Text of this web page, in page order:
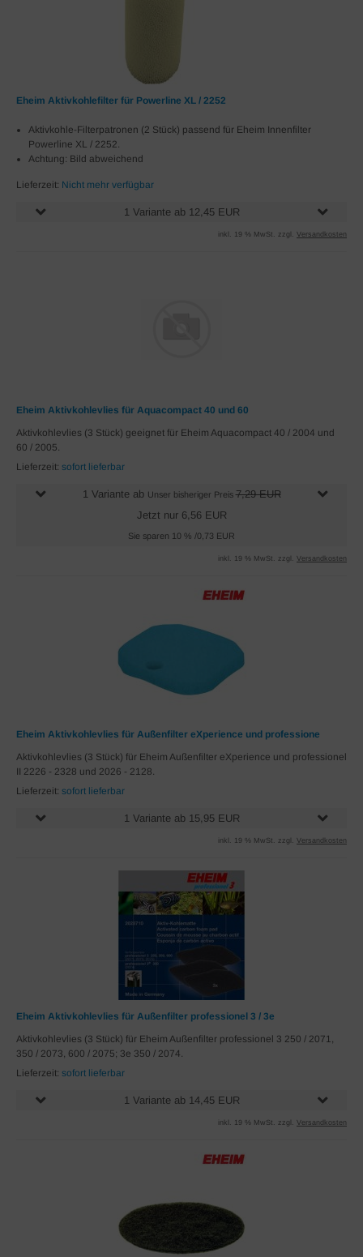
Eheim Aktivkohlefilter für Powerline XL / 2252
Aktivkohle-Filterpatronen (2 Stück) passend für Eheim Innenfilter
Powerline XL / 2252.
Achtung: Bild abweichend
Lieferzeit: Nicht mehr verfügbar
1 Variante ab 12,45 EUR
inkl. 19 % MwSt. zzgl. Versandkosten
Eheim Aktivkohlevlies für Aquacompact 40 und 60
Aktivkohlevlies (3 Stück) geeignet für Eheim Aquacompact 40 / 2004 und
60 / 2005.
Lieferzeit: sofort lieferbar
1 Variante ab Unser bisheriger Preis7,29 EUR
Jetzt nur 6,56 EUR
Sie sparen 10 % /0,73 EUR
inkl. 19 % MwSt. zzgl. Versandkosten
Eheim Aktivkohlevlies für Außenfilter eXperience und professione
Aktivkohlevlies (3 Stück) für Eheim Außenfilter eXperience und professionel
II 2226 - 2328 und 2026 - 2128.
Lieferzeit: sofort lieferbar
1 Variante ab 15,95 EUR
inkl. 19 % MwSt. zzgl. Versandkosten
Eheim Aktivkohlevlies für Außenfilter professionel 3 / 3e
Aktivkohlevlies (3 Stück) für Eheim Außenfilter professionel 3 250 / 2071,
350 / 2073, 600 / 2075; 3e 350 / 2074.
Lieferzeit: sofort lieferbar
1 Variante ab 14,45 EUR
inkl. 19 % MwSt. zzgl. Versandkosten